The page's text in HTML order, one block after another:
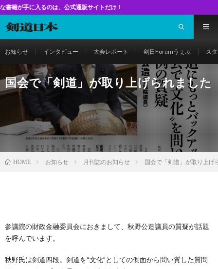
、公式通販サイトだけ！
お知らせ インタビュー 大会レポート 剣日Forumうぇぶ ス
国会で「剣道」が取り上げられました
HOME お知らせ 月刊誌のお知らせ 国会で「剣道」が取り上げ
参議院の財政金融委員会におきまして、秋野公造議員の質疑が話題
を呼んでいます。
秋野氏は剣道四段。剣道を“文化”としての側面から問い質した質問